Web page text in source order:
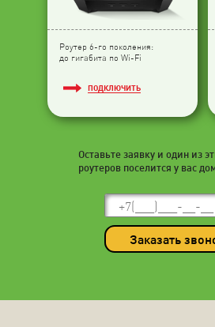
Роутер 6-го поколения:
до гигабита по Wi-Fi
ПОДКЛЮЧИТЬ
Оставьте заявку и один из
роутеров поселится у вас
Заказать